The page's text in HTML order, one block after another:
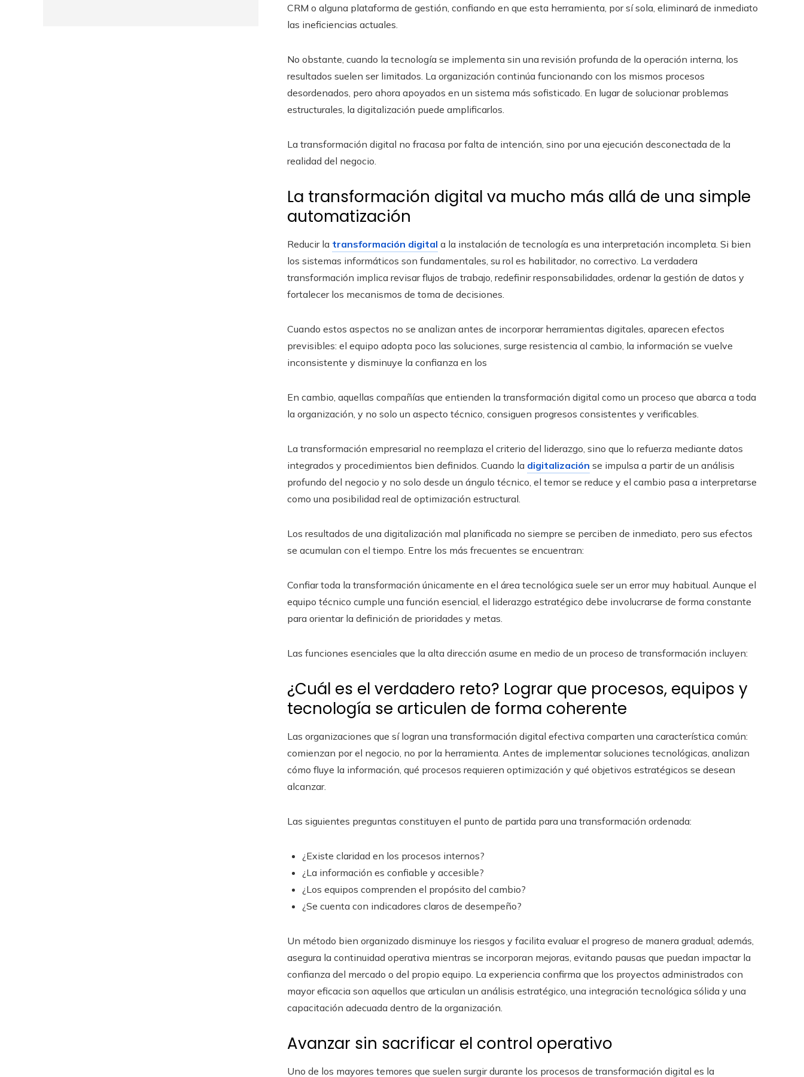
CRM o alguna plataforma de gestión, confiando en que esta herramienta, por sí sola, eliminará de inmediato
las ineficiencias actuales.
No obstante, cuando la tecnología se implementa sin una revisión profunda de la operación interna, los
resultados suelen ser limitados. La organización continúa funcionando con los mismos procesos
desordenados, pero ahora apoyados en un sistema más sofisticado. En lugar de solucionar problemas
estructurales, la digitalización puede amplificarlos.
La transformación digital no fracasa por falta de intención, sino por una ejecución desconectada de la
realidad del negocio.
La transformación digital va mucho más allá de una simple
automatización
Reducir la transformación digital a la instalación de tecnología es una interpretación incompleta. Si bien
los sistemas informáticos son fundamentales, su rol es habilitador, no correctivo. La verdadera
transformación implica revisar flujos de trabajo, redefinir responsabilidades, ordenar la gestión de datos y
fortalecer los mecanismos de toma de decisiones.
Cuando estos aspectos no se analizan antes de incorporar herramientas digitales, aparecen efectos
previsibles: el equipo adopta poco las soluciones, surge resistencia al cambio, la información se vuelve
inconsistente y disminuye la confianza en los
En cambio, aquellas compañías que entienden la transformación digital como un proceso que abarca a toda
la organización, y no solo un aspecto técnico, consiguen progresos consistentes y verificables.
La transformación empresarial no reemplaza el criterio del liderazgo, sino que lo refuerza mediante datos
integrados y procedimientos bien definidos. Cuando la digitalización se impulsa a partir de un análisis
profundo del negocio y no solo desde un ángulo técnico, el temor se reduce y el cambio pasa a interpretarse
como una posibilidad real de optimización estructural.
Los resultados de una digitalización mal planificada no siempre se perciben de inmediato, pero sus efectos
se acumulan con el tiempo. Entre los más frecuentes se encuentran:
Confiar toda la transformación únicamente en el área tecnológica suele ser un error muy habitual. Aunque el
equipo técnico cumple una función esencial, el liderazgo estratégico debe involucrarse de forma constante
para orientar la definición de prioridades y metas.
Las funciones esenciales que la alta dirección asume en medio de un proceso de transformación incluyen:
¿Cuál es el verdadero reto? Lograr que procesos, equipos y
tecnología se articulen de forma coherente
Las organizaciones que sí logran una transformación digital efectiva comparten una característica común:
comienzan por el negocio, no por la herramienta. Antes de implementar soluciones tecnológicas, analizan
cómo fluye la información, qué procesos requieren optimización y qué objetivos estratégicos se desean
alcanzar.
Las siguientes preguntas constituyen el punto de partida para una transformación ordenada:
¿Existe claridad en los procesos internos?
¿La información es confiable y accesible?
¿Los equipos comprenden el propósito del cambio?
¿Se cuenta con indicadores claros de desempeño?
Un método bien organizado disminuye los riesgos y facilita evaluar el progreso de manera gradual; además,
asegura la continuidad operativa mientras se incorporan mejoras, evitando pausas que puedan impactar la
confianza del mercado o del propio equipo. La experiencia confirma que los proyectos administrados con
mayor eficacia son aquellos que articulan un análisis estratégico, una integración tecnológica sólida y una
capacitación adecuada dentro de la organización.
Avanzar sin sacrificar el control operativo
Uno de los mayores temores que suelen surgir durante los procesos de transformación digital es la